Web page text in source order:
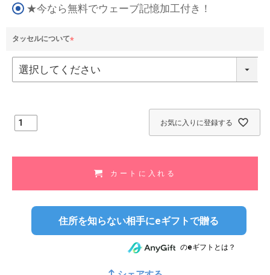
必
★今なら無料でウェーブ記憶加工付き！
タッセルについて
必
須
お気に入りに登録する
カートに入れる
住所を知らない相手にeギフトで贈る
のeギフトとは？